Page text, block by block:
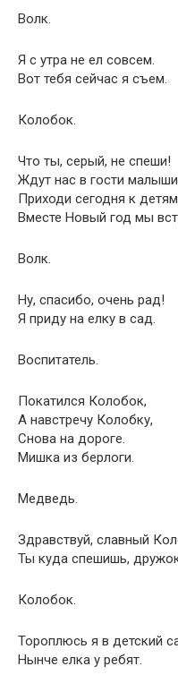
Волк.
Я с утра не ел совсем.
Вот тебя сейчас я съем.
Колобок.
Что ты, серый, не спеши!
Ждут нас в гости
Приходи сегодня к
Вместе Новый год мы
Волк.
Ну, спасибо, очень рад!
Я приду на елку в сад.
Воспитатель.
Покатился Колобок,
А навстречу Колобку,
Снова на дороге.
Мишка из берлоги.
Медведь.
Здравствуй, славный
Ты куда спешишь,
Колобок.
Тороплюсь я в детский
Нынче елка у ребят.